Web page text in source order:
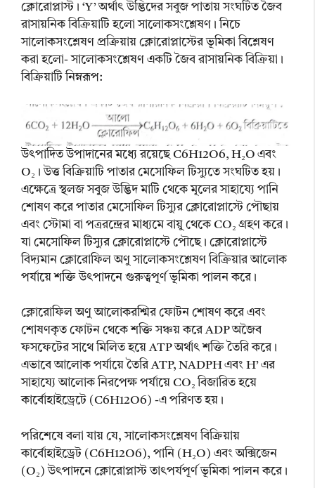
ক্লোরোপ্লাস্ট। ‘Y’ অর্থাৎ উদ্ভিদের সবুজ পাতায় সংঘটিত জৈব
রাসায়নিক বিক্রিয়াটি হলো সালোকসংশ্লেষণ। নিচে
সালোকসংশ্লেষণ প্রক্রিয়ায় ক্লোরোপ্লাস্টের ভূমিকা বিশ্লেষণ
করা হলো- সালোকসংশ্লেষণ একটি জৈব রাসায়নিক বিক্রিয়া।
বিক্রিয়াটি নিম্নরূপ:
উৎপাদিত উপাদানের মধ্যে রয়েছে C6H12O6, H₂O এবং
O₂। উত্ত বিক্রিয়াটি পাতার মেসোফিল টিস্যুতে সংঘটিত হয়।
এক্ষেত্রে স্থলজ সবুজ উদ্ভিদ মাটি থেকে মূলের সাহায্যে পানি
শোষণ করে পাতার মেসোফিল টিস্যুর ক্লোরোপ্লাস্টে পৌছায়
এবং স্টোমা বা পত্ররন্দ্রের মাধ্যমে বায়ু থেকে CO₂ গ্রহণ করে।
যা মেসোফিল টিস্যুর ক্লোরোপ্লাস্টে পৌছে। ক্লোরোপ্লাস্টে
বিদ্যমান ক্লোরোফিল অণু সালোকসংশ্লেষণ বিক্রিয়ার আলোক
পর্যায়ে শক্তি উৎপাদনে গুরুত্বপূর্ণ ভূমিকা পালন করে।
ক্লোরোফিল অণু আলোকরশ্মির ফোটন শোষণ করে এবং
শোষণকৃত ফোটন থেকে শক্তি সঞ্চয় করে ADP অজৈব
ফসফেটের সাথে মিলিত হয়ে ATP অর্থাৎ শক্তি তৈরি করে।
এভাবে আলোক পর্যায়ে তৈরি ATP, NADPH এবং H’ এর
সাহায্যে আলোক নিরপেক্ষ পর্যায়ে CO₂ বিজারিত হয়ে
কার্বোহাইড্রেটে (C6H12O6) -এ পরিণত হয়।
পরিশেষে বলা যায় যে, সালোকসংশ্লেষণ বিক্রিয়ায়
কার্বোহাইড্রেট (C6H12O6), পানি (H₂O) এবং অক্সিজেন
(O₂) উৎপাদনে ক্লোরোপ্লাস্ট তাৎপর্যপূর্ণ ভূমিকা পালন করে।